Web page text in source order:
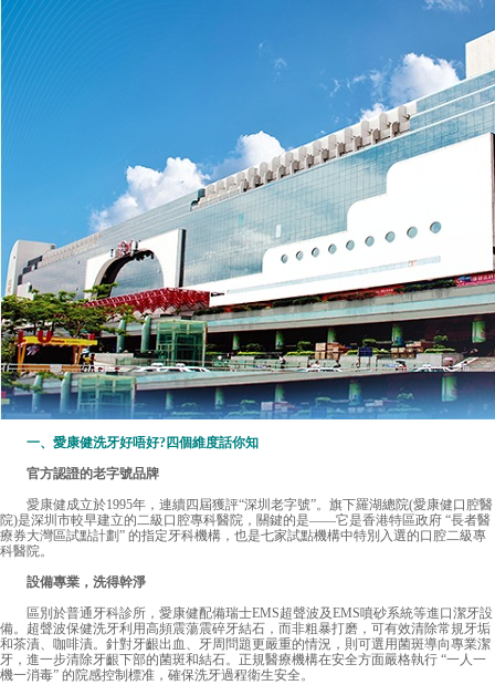
一、愛康健洗牙好唔好?四個維度話你知
官方認證的老字號品牌
愛康健成立於1995年，連續四屆獲評“深圳老字號”。旗下羅湖總院(愛康健口腔醫
院)是深圳市較早建立的二級口腔專科醫院，關鍵的是——它是香港特區政府 “長者醫
療券大灣區試點計劃” 的指定牙科機構，也是七家試點機構中特別入選的口腔二級專
科醫院。
設備專業，洗得幹淨
區別於普通牙科診所，愛康健配備瑞士EMS超聲波及EMS噴砂系統等進口潔牙設
備。超聲波保健洗牙利用高頻震蕩震碎牙結石，而非粗暴打磨，可有效清除常規牙垢
和茶漬、咖啡漬。針對牙齦出血、牙周問題更嚴重的情況，則可選用菌斑導向專業潔
牙，進一步清除牙齦下部的菌斑和結石。正規醫療機構在安全方面嚴格執行 “一人一
機一消毒” 的院感控制標准，確保洗牙過程衛生安全。